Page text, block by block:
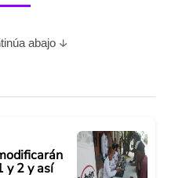
abajo
y 2 y así